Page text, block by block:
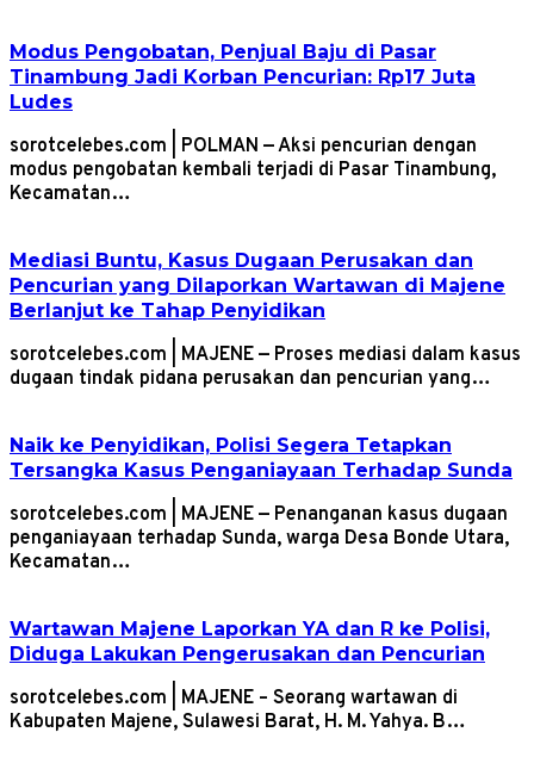
Modus Pengobatan, Penjual Baju di Pasar
Tinambung Jadi Korban Pencurian: Rp17 Juta
Ludes
sorotcelebes.com | POLMAN — Aksi pencurian dengan
modus pengobatan kembali terjadi di Pasar Tinambung,
Kecamatan…
Mediasi Buntu, Kasus Dugaan Perusakan dan
Pencurian yang Dilaporkan Wartawan di Majene
Berlanjut ke Tahap Penyidikan
sorotcelebes.com | MAJENE — Proses mediasi dalam kasus
dugaan tindak pidana perusakan dan pencurian yang…
Naik ke Penyidikan, Polisi Segera Tetapkan
Tersangka Kasus Penganiayaan Terhadap Sunda
sorotcelebes.com | MAJENE — Penanganan kasus dugaan
penganiayaan terhadap Sunda, warga Desa Bonde Utara,
Kecamatan…
Wartawan Majene Laporkan YA dan R ke Polisi,
Diduga Lakukan Pengerusakan dan Pencurian
sorotcelebes.com | MAJENE – Seorang wartawan di
Kabupaten Majene, Sulawesi Barat, H. M. Yahya. B…